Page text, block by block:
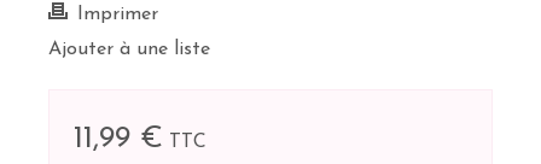
Imprimer
Ajouter à une liste
11,99 €
TTC